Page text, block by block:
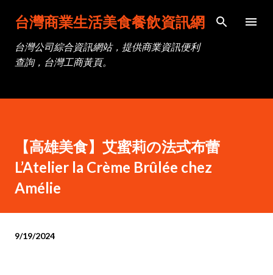
跳到主要內容
台灣商業生活美食餐飲資訊網
台灣公司綜合資訊網站，提供商業資訊便利
查詢，台灣工商黃頁。
【高雄美食】艾蜜莉の法式布蕾
L’Atelier la Crème Brûlée chez
Amélie
9/19/2024